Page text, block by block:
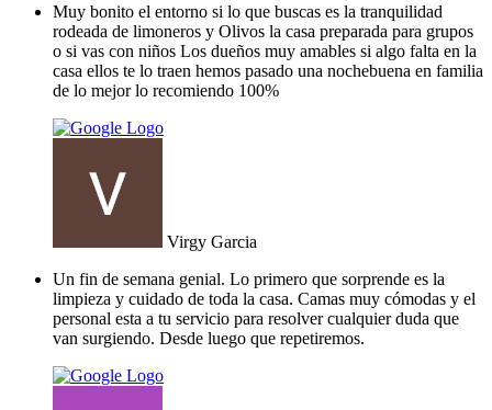
Muy bonito el entorno si lo que buscas es la tranquilidad
rodeada de limoneros y Olivos la casa preparada para grupos
o si vas con niños Los dueños muy amables si algo falta en la
casa ellos te lo traen hemos pasado una nochebuena en familia
de lo mejor lo recomiendo 100%
Virgy Garcia
Un fin de semana genial. Lo primero que sorprende es la
limpieza y cuidado de toda la casa. Camas muy cómodas y el
personal esta a tu servicio para resolver cualquier duda que
van surgiendo. Desde luego que repetiremos.